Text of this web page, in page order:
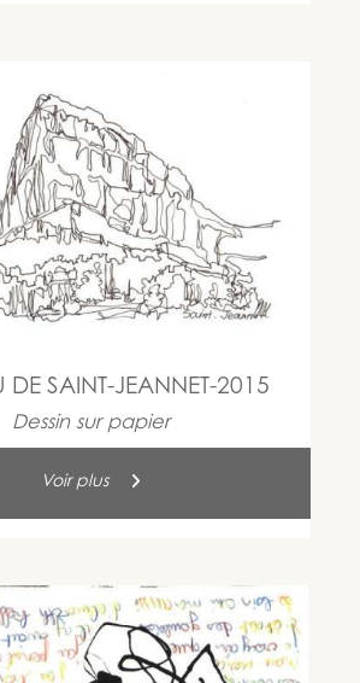
DE SAINT-JEANNET-2015
Dessin sur papier
Voir plus